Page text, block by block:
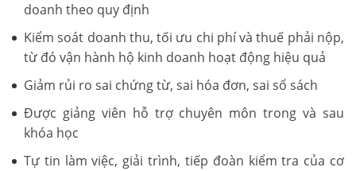
doanh theo quy định
Kiểm soát doanh thu, tối ưu chi phí và thuế phải nộp,
từ đó vận hành hộ kinh doanh hoạt động hiệu quả
Giảm rủi ro sai chứng từ, sai hóa đơn, sai sổ sách
Được giảng viên hỗ trợ chuyên môn trong và sau
khóa học
Tự tin làm việc, giải trình, tiếp đoàn kiểm tra của cơ